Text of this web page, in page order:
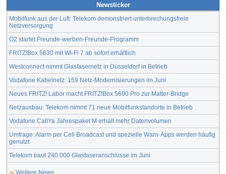
Newsticker
Mobilfunk aus der Luft: Telekom demonstriert unterbrechungsfreie
Netzversorgung
O2 startet Freunde-werben-Freunde-Programm
FRITZ!Box 5630 mit Wi-Fi 7 ab sofort erhältlich
Westconnect nimmt Glasfasernetz in Düsseldorf in Betrieb
Vodafone Kabelnetz: 159 Netz-Modernisierungen im Juni
Neues FRITZ! Labor macht FRITZ!Box 5690 Pro zur Matter-Bridge
Netzausbau: Telekom nimmt 71 neue Mobilfunkstandorte in Betrieb
Vodafone CallYa Jahrespaket M erhält mehr Datenvolumen
Umfrage: Alarm per Cell Broadcast und spezielle Warn-Apps werden häufig
genutzt
Telekom baut 240.000 Glasfaseranschlüsse im Juni
Weitere News